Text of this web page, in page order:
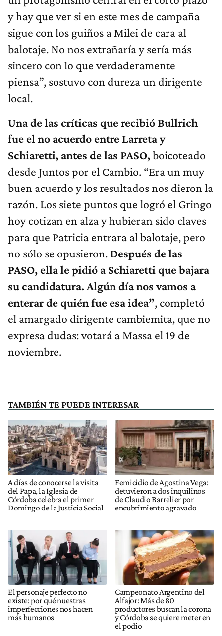
y hay que ver si en este mes de campaña
sigue con los guiños a Milei de cara al
balotaje. No nos extrañaría y sería más
sincero con lo que verdaderamente
piensa”, sostuvo con dureza un dirigente
local.
Una de las críticas que recibió Bullrich
fue el no acuerdo entre Larreta y
Schiaretti, antes de las PASO,boicoteado
desde Juntos por el Cambio. “Era un muy
buen acuerdo y los resultados nos dieron la
razón. Los siete puntos que logró el Gringo
hoy cotizan en alza y hubieran sido claves
para que Patricia entrara al balotaje, pero
no sólo se opusieron. Después de las
PASO, ella le pidió a Schiaretti que bajara
su candidatura. Algún día nos vamos a
enterar de quién fue esa idea”, completó
el amargado dirigente cambiemita, que no
expresa dudas: votará a Massa el 19 de
noviembre.
TAMBIÉN TE PUEDE INTERESAR
A días de conocerse la visita
del Papa, la Iglesia de
Córdoba celebra el primer
Domingo de la Justicia Social
Femicidio de Agostina Vega:
detuvieron a dos inquilinos
de Claudio Barrelier por
encubrimiento agravado
El personaje perfecto no
existe: por qué nuestras
imperfecciones nos hacen
más humanos
Campeonato Argentino del
Alfajor: Más de 80
productores buscan la corona
y Córdoba se quiere meter en
el podio